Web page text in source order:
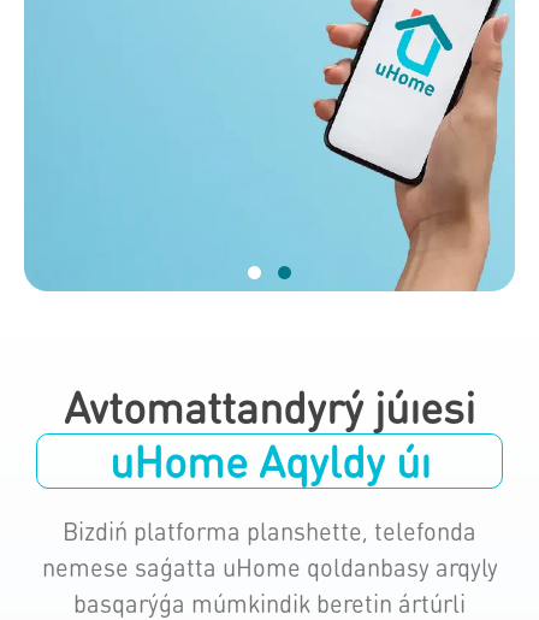
Avtomattandyrý júıesi
uHome Aqyldy úı
Bizdiń platforma planshette, telefonda
nemese saǵatta uHome qoldanbasy arqyly
basqarýǵa múmkindik beretin ártúrli